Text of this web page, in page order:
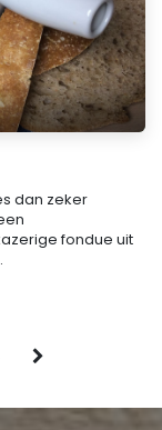
dan zeker
fondue uit